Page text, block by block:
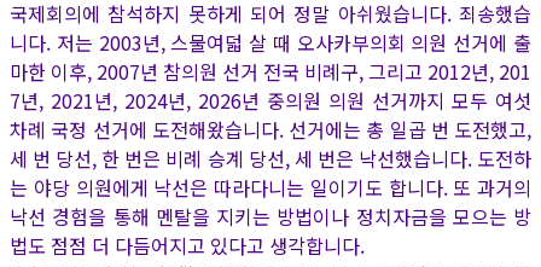
국제회의에 참석하지 못하게 되어 정말 아쉬웠습니다. 죄송했습
니다. 저는 2003년, 스물여덟 살 때 오사카부의회 의원 선거에 출
마한 이후, 2007년 참의원 선거 전국 비례구, 그리고 2012년, 201
7년, 2021년, 2024년, 2026년 중의원 의원 선거까지 모두 여섯
차례 국정 선거에 도전해왔습니다. 선거에는 총 일곱 번 도전했고,
세 번 당선, 한 번은 비례 승계 당선, 세 번은 낙선했습니다. 도전하
는 야당 의원에게 낙선은 따라다니는 일이기도 합니다. 또 과거의
낙선 경험을 통해 멘탈을 지키는 방법이나 정치자금을 모으는 방
법도 점점 더 다듬어지고 있다고 생각합니다.